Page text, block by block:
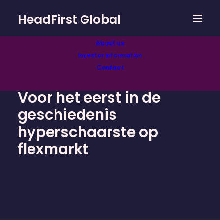
HeadFirst Global
About us
Investor information
Contact
Voor het eerst in de
geschiedenis
hyperschaarste op
flexmarkt